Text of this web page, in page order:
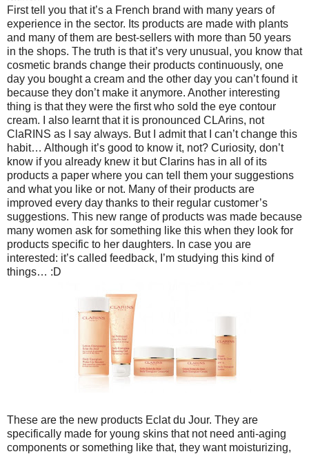
First tell you that it’s a French brand with many years of
experience in the sector. Its products are made with plants
and many of them are best-sellers with more than 50 years
in the shops. The truth is that it’s very unusual, you know that
cosmetic brands change their products continuously, one
day you bought a cream and the other day you can’t found it
because they don’t make it anymore. Another interesting
thing is that they were the first who sold the eye contour
cream. I also learnt that it is pronounced CLArins, not
ClaRINS as I say always. But I admit that I can’t change this
habit… Although it’s good to know it, not? Curiosity, don’t
know if you already knew it but Clarins has in all of its
products a paper where you can tell them your suggestions
and what you like or not. Many of their products are
improved every day thanks to their regular customer’s
suggestions. This new range of products was made because
many women ask for something like this when they look for
products specific to her daughters. In case you are
interested: it’s called feedback, I’m studying this kind of
things… :D
These are the new products Eclat du Jour. They are
specifically made for young skins that not need anti-aging
components or something like that, they want moisturizing,